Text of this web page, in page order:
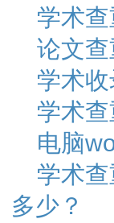
学术
论文
学术
学术
电脑
学术
多少？